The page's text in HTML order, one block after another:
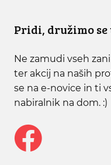
Pridi, družimo
Ne zamudi vseh
ter akcij na naših
se na e-novice in ti
nabiralnik na dom. :)